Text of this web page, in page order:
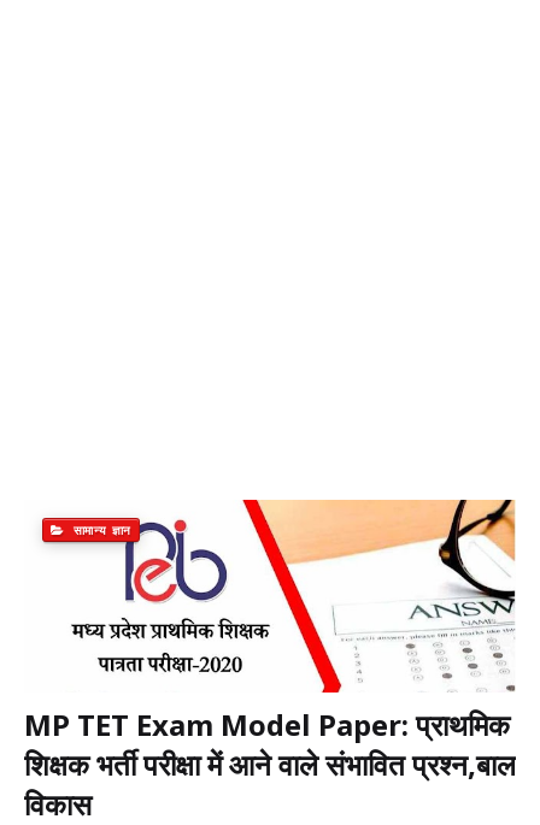
सामान्य ज्ञान
MP TET Exam Model Paper: प्राथमिक
शिक्षक भर्ती परीक्षा में आने वाले संभावित प्रश्न,बाल
विकास